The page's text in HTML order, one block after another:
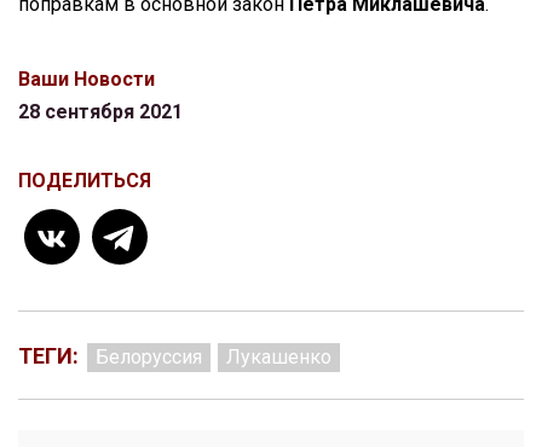
Ваши Новости
28 сентября 2021
ПОДЕЛИТЬСЯ
ТЕГИ: Белоруссия Лукашенко